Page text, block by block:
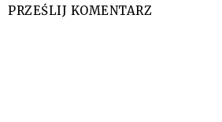
PRZEŚLIJ KOMENTARZ